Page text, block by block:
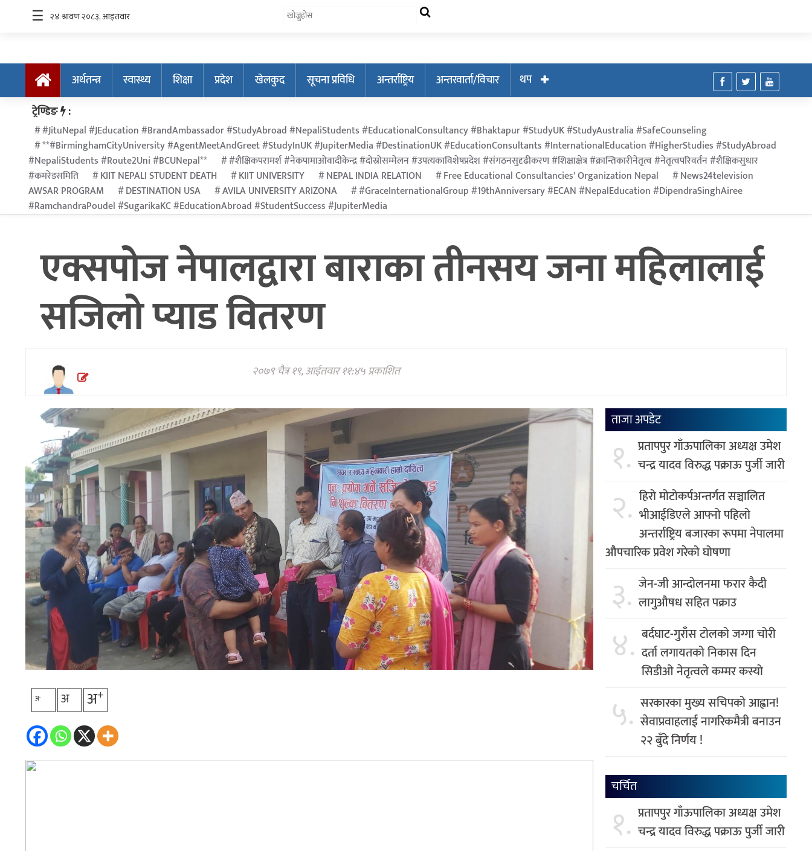
अर्थतन्त्र
स्वास्थ्य
शिक्षा
प्रदेश
खेलकुद
अन्तर्राष्ट्रिय
अन्तरवार्ता/
विचार
☰
अर्थतन्त्र स्वास्थ्य शिक्षा प्रदेश खेलकुद सूचना प्रविधि अन्तर्राष्ट्रिय अन्तरवार्ता/विचार
थप
ट्रेण्डिङ :
#JituNepal #JEducation #BrandAmbassador #StudyAbroad #NepaliStudents #EducationalConsultancy #Bhaktapur #StudyUK #StudyAustralia #SafeCounseling
**#BirminghamCityUniversity #AgentMeetAndGreet #StudyInUK #JupiterMedia #DestinationUK #EducationConsultants #InternationalEducation #HigherStudies #StudyAbroad
#NepaliStudents #Route2Uni #BCUNepal**
#शैक्षिकपरामर्श #नेकपामाओवादीकेन्द्र #दोस्रोसम्मेलन #उपत्यकाविशेषप्रदेश #संगठनसुदृढीकरण #शिक्षाक्षेत्र #क्रान्तिकारीनेतृत्व #नेतृत्वपरिवर्तन #शैक्षिकसुधार
#कमरेडसमिति
KIIT NEPALI STUDENT DEATH KIIT UNIVERSITY NEPAL INDIA RELATION Free Educational Consultancies' Organization Nepal
News24television
AWSAR PROGRAM
DESTINATION USA AVILA UNIVERSITY ARIZONA
#GraceInternationalGroup #19thAnniversary #ECAN #NepalEducation #DipendraSinghAiree
#RamchandraPoudel #SugarikaKC #EducationAbroad #StudentSuccess #JupiterMedia
एक्सपोज नेपालद्वारा बाराका तीनसय जना महिलालाई
सजिलो प्याड वितरण
२०७९ चैत्र १९, आईतवार ११:४५ प्रकाशित
अ- अ अ+
ताजा अपडेट
१. प्रतापपुर गाँऊपालिका अध्यक्ष उमेश
चन्द्र यादव विरुद्ध पक्राऊ पुर्जी जारी
२. हिरो मोटोकर्पअन्तर्गत सञ्चालित
भीआईडिएले आफ्नो पहिलो
अन्तर्राष्ट्रिय बजारका रूपमा नेपालमा
औपचारिक प्रवेश गरेको घोषणा
३. जेन-जी आन्दोलनमा फरार कैदी
लागुऔषध सहित पक्राउ
४. बर्दघाट-गुराँस टोलको जग्गा चोरी
दर्ता लगायतको निकास दिन
सिडीओ नेतृत्वले कम्मर कस्यो
५. सरकारका मुख्य सचिपको आह्वान!
सेवाप्रवाहलाई नागरिकमैत्री बनाउन
२२ बुँदे निर्णय !
चर्चित
१. प्रतापपुर गाँऊपालिका अध्यक्ष उमेश
चन्द्र यादव विरुद्ध पक्राऊ पुर्जी जारी